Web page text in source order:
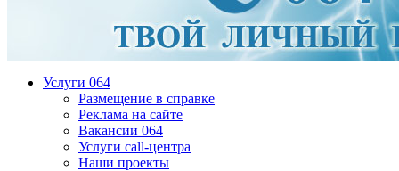
Услуги 064
Размещение в справке
Реклама на сайте
Вакансии 064
Услуги call-центра
Наши проекты